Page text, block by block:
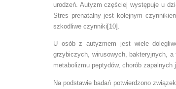
urodzeń. Autyzm częściej występuje u
Stres prenatalny jest kolejnym
szkodliwe czynniki[10].
U osób z autyzmem jest wiele
grzybiczych, wirusowych, bakteryjnych,
metabolizmu peptydów, chorób
Na podstawie badań potwierdzono